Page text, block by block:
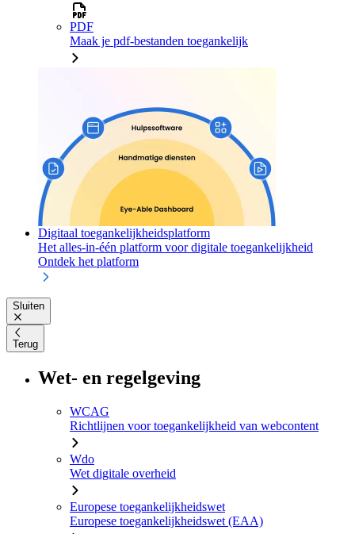
PDF
Maak je pdf-bestanden toegankelijk
Digitaal toegankelijkheidsplatform
Het alles-in-één platform voor digitale toegankelijkheid
Ontdek het platform
Sluiten
Terug
Wet- en regelgeving
WCAG
Richtlijnen voor toegankelijkheid van webcontent
Wdo
Wet digitale overheid
Europese toegankelijkheidswet
Europese toegankelijkheidswet (EAA)